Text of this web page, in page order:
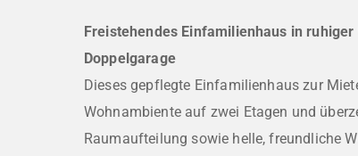
Freistehendes Einfamilienhaus in ruhiger
Doppelgarage
Dieses gepflegte Einfamilienhaus zur
Wohnambiente auf zwei Etagen und
Raumaufteilung sowie helle, freundliche